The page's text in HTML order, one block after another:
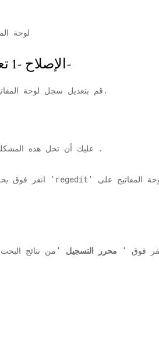
الإصلاح -1 تعديل التسجيل-
قم بتعديل سجل لوحة المفاتيح لحل هذه المشكلة.
عليك أن تحل هذه .
1. انقر فوق
فوق ' محرر التسجيل 'من نتائج